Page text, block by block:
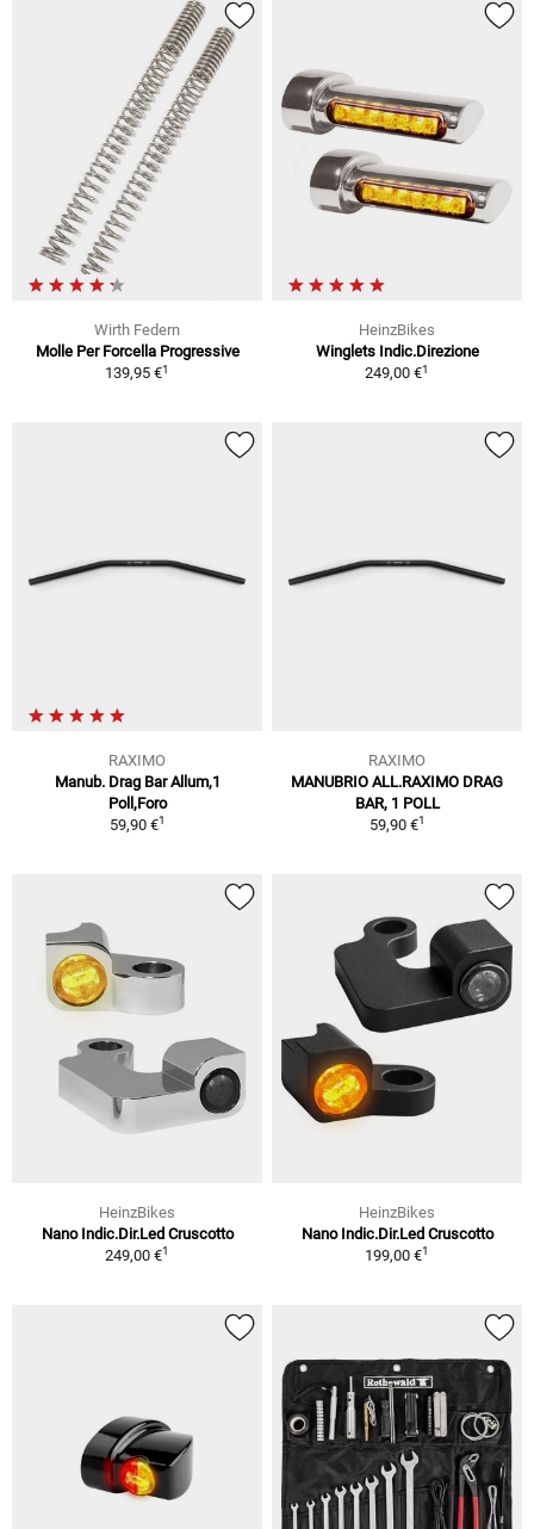
Wirth Federn
Molle Per Forcella Progressive
139,95 €1
HeinzBikes
Winglets Indic.Direzione
249,00 €1
RAXIMO
Manub. Drag Bar Allum,1
Poll,Foro
59,90 €1
RAXIMO
MANUBRIO ALL.RAXIMO DRAG
BAR, 1 POLL
59,90 €1
HeinzBikes
Nano Indic.Dir.Led Cruscotto
249,00 €1
HeinzBikes
Nano Indic.Dir.Led Cruscotto
199,00 €1